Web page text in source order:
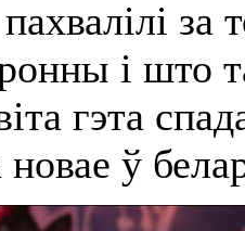
за
і што
гэта
ў